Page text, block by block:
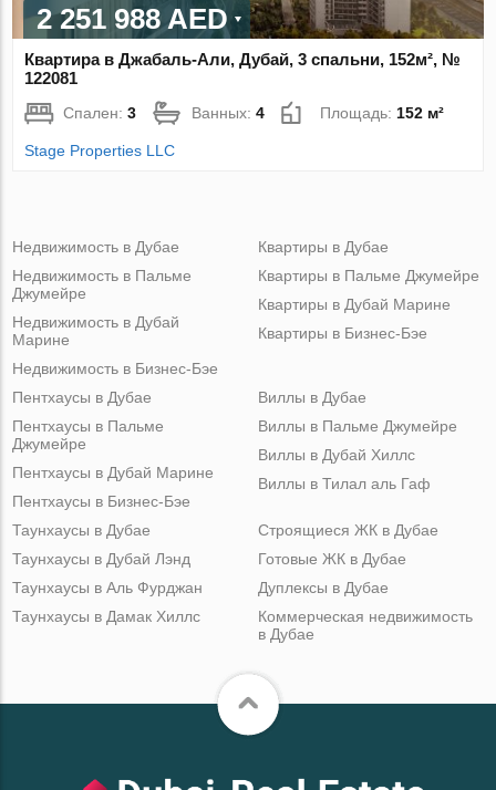
2 251 988 AED
Квартира в Джабаль-Али, Дубай, 3 спальни, 152м², №
122081
Спален:3 Ванных:4 Площадь: 152 м²
Stage Properties LLC
Недвижимость в Дубае
Недвижимость в Пальме
Джумейре
Недвижимость в Дубай
Марине
Недвижимость в Бизнес-Бэе
Квартиры в Дубае
Квартиры в Пальме Джумейре
Квартиры в Дубай Марине
Квартиры в Бизнес-Бэе
Пентхаусы в Дубае
Пентхаусы в Пальме
Джумейре
Пентхаусы в Дубай Марине
Пентхаусы в Бизнес-Бэе
Виллы в Дубае
Виллы в Пальме Джумейре
Виллы в Дубай Хиллс
Виллы в Тилал аль Гаф
Таунхаусы в Дубае
Таунхаусы в Дубай Лэнд
Таунхаусы в Аль Фурджан
Таунхаусы в Дамак Хиллс
Строящиеся ЖК в Дубае
Готовые ЖК в Дубае
Дуплексы в Дубае
Коммерческая недвижимость
в Дубае